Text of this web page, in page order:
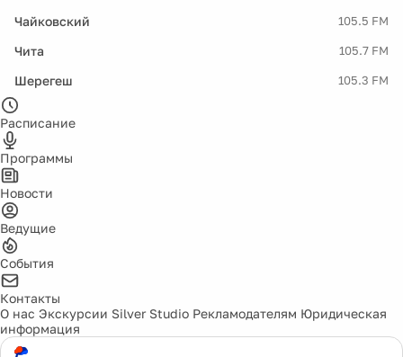
Чайковский 105.5 FM
Чита 105.7 FM
Шерегеш 105.3 FM
Расписание
Программы
Новости
Ведущие
События
Контакты
О нас Экскурсии Silver Studio Рекламодателям Юридическая
информация